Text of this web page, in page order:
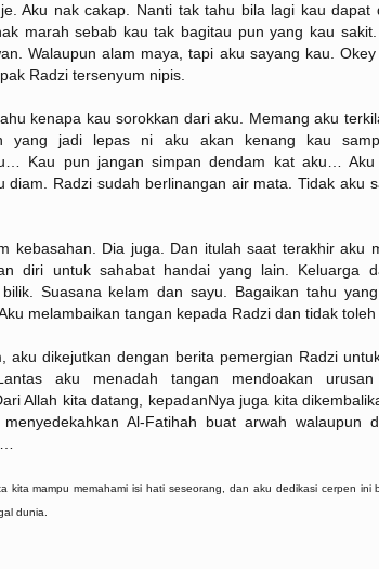
Aku nak cakap. Nanti tak tahu bila lagi kau dapat
marah sebab kau tak bagitau pun yang kau
Walaupun alam maya, tapi aku sayang kau.
Radzi tersenyum nipis.
kenapa kau sorokkan dari aku. Memang aku
yang jadi lepas ni aku akan kenang kau
Kau pun jangan simpan dendam kat aku…
Radzi sudah berlinangan air mata. Tidak aku
kebasahan. Dia juga. Dan itulah saat terakhir aku
diri untuk sahabat handai yang lain. Keluarga
Suasana kelam dan sayu. Bagaikan tahu
melambaikan tangan kepada Radzi dan tidak toleh
aku dikejutkan dengan berita pemergian Radzi
aku menadah tangan mendoakan
Allah kita datang, kepadanNya juga kita
Al-Fatihah buat arwah walaupun
kita mampu memahami isi hati seseorang, dan aku dedikasi cerpen ini
dunia.